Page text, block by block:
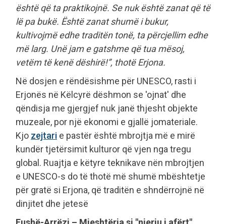
është që ta praktikojnë. Se nuk është zanat që të
lë pa bukë. Është zanat shumë i bukur,
kultivojmë edhe traditën tonë, ta përcjellim edhe
më larg. Unë jam e gatshme që tua mësoj,
vetëm të kenë dëshirë!”, thotë Erjona.
Në dosjen e rëndësishme për UNESCO, rasti i
Erjonës në Këlcyrë dëshmon se 'ojnat' dhe
qëndisja me gjergjef nuk janë thjesht objekte
muzeale, por një ekonomi e gjallë jomateriale.
Kjo zejtari e pastër është mbrojtja më e mirë
kundër tjetërsimit kulturor që vjen nga tregu
global. Ruajtja e këtyre teknikave nën mbrojtjen
e UNESCO-s do të thotë më shumë mbështetje
për gratë si Erjona, që traditën e shndërrojnë në
dinjitet dhe jetesë